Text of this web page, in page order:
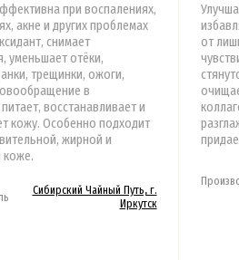
при воспалениях,
акне и других проблемах
снимает
уменьшает отёки,
трещинки, ожоги,
в
восстанавливает и
кожу. Особенно подходит
жирной и
коже.
Сибирский Чайный Путь, г.
Иркутск
от